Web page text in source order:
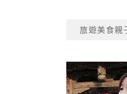
旅遊美食親